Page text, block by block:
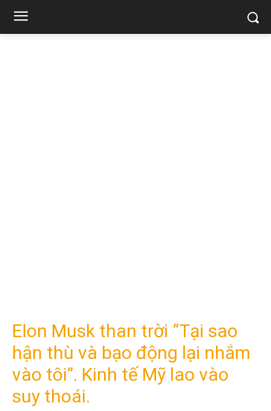
Elon Musk than trời “Tại sao
hận thù và bạo động lại nhắm
vào tôi”. Kinh tế Mỹ lao vào
suy thoái.